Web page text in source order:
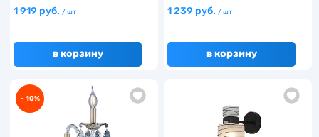
1 919 руб. / шт
в корзину
1 239 руб. / шт
в корзину
- 10%